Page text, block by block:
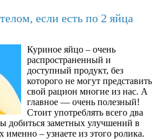
если есть по 2 яйца
Куриное яйцо – очень
распространенный и
доступный продукт, без
которого не могут представить
свой рацион многие из нас. А
главное — очень полезный!
Стоит употреблять всего два
добиться заметных улучшений в
именно – узнаете из этого ролика.